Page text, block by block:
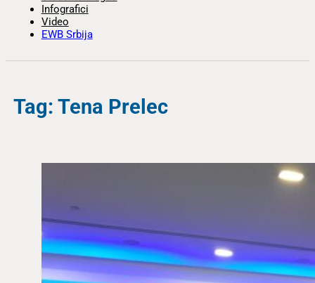
Infografici
Video
EWB Srbija
Tag: Tena Prelec